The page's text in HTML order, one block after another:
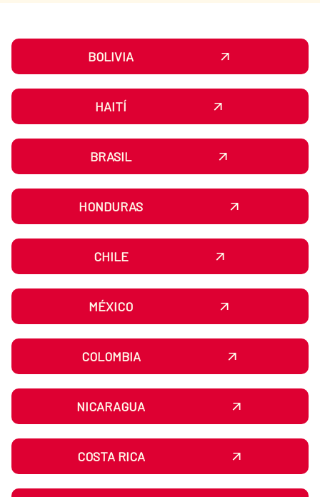
BOLIVIA
HAITÍ
BRASIL
HONDURAS
CHILE
MÉXICO
COLOMBIA
NICARAGUA
COSTA RICA